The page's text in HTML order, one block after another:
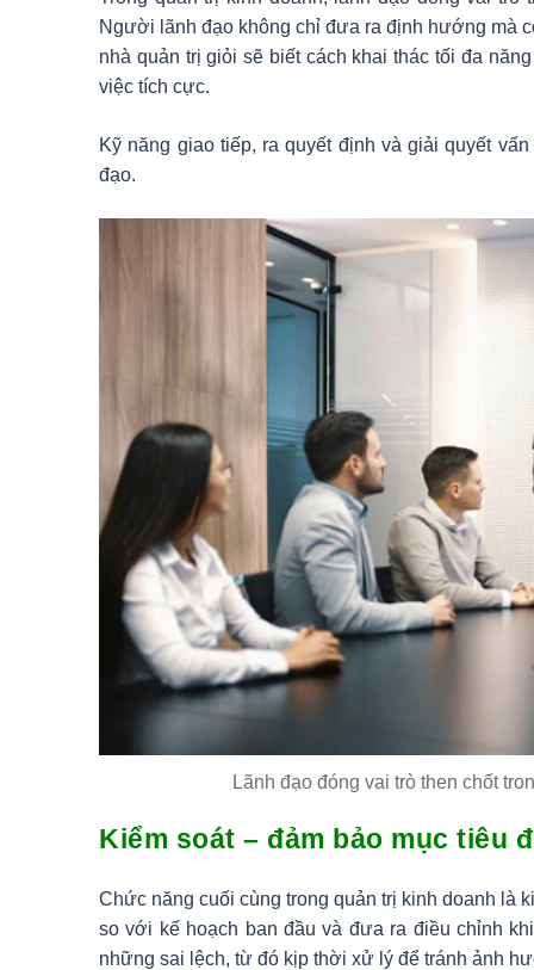
Người lãnh đạo không chỉ đưa ra định hướng mà
nhà quản trị giỏi sẽ biết cách khai thác tối đa
việc tích cực.
Kỹ năng giao tiếp, ra quyết định và giải quyết
đạo.
Lãnh đạo đóng vai trò then chốt
Kiểm soát – đảm bảo mục tiêu
Chức năng cuối cùng trong quản trị kinh doanh là
so với kế hoạch ban đầu và đưa ra điều chỉnh
những sai lệch, từ đó kịp thời xử lý để tránh ảnh